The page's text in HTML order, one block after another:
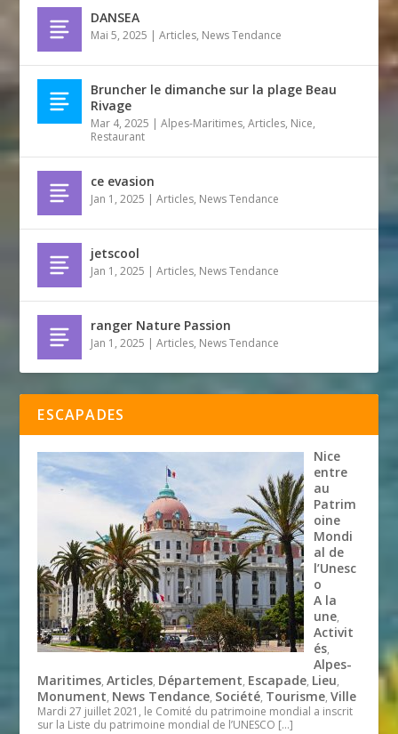
DANSEA
Mai 5, 2025 |Articles, News Tendance
Bruncher le dimanche sur la plage Beau
Rivage
Mar 4, 2025 |Alpes-Maritimes,Articles, Nice,
Restaurant
ce evasion
Jan 1, 2025 |Articles, News Tendance
jetscool
Jan 1, 2025 |Articles, News Tendance
ranger Nature Passion
Jan 1, 2025 |Articles, News Tendance
ESCAPADES
Nice
entre
au
Patrim
oine
Mondi
al de
l’Unesc
o
A la
une,
Activit
és,
Alpes-
Maritimes,Articles, Département, Escapade, Lieu,
Monument, News Tendance, Société, Tourisme,Ville
Mardi 27 juillet 2021, le Comité du patrimoine mondial a inscrit
sur la Liste du patrimoine mondial de l’UNESCO […]